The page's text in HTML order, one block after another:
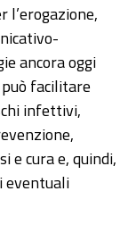
l’erogazione,
ancora oggi
facilitare
infettivi,
e cura e, quindi,
eventuali